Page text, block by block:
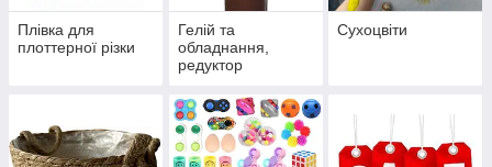
Плівка для
плоттерної різки
Гелій та
обладнання,
редуктор
Сухоцвіти